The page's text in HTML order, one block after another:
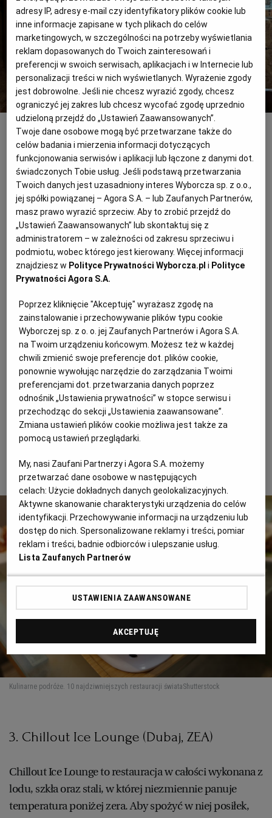
RZESZÓW
SOSNOWIEC
SZCZECIN
TORUŃ
TRÓJMIASTO
WAŁBRZYCH
WARSZAWA
ZAKOPANE
ZIELONA GÓRA
Kulinarne podróże. 10 najdziwniejszych restauracji świataFot. Veronika Gendel
Nie możemy zdradzić, co tak naprawdę dzieje się w
The Palacio do Grilo, ale możemy obiecać jedno -
najmniej zadziwiający z tego wszystkiego będzie drink
zaserwowany w środku męskiego, eleganckiego buta.
2. Modern Toilet (Tajpej, Tajwan)
Restauracja Modern Toilet powstała na wzór… toalety.
Zamiast eleganckich krzeseł usiądziemy w niej na
prawdziwych muszlach klozetowych. Z sufitu zwisają
lampy w kształcie fekaliów oraz przepychacze do rur.
Na ścianach udekorowanych płytkami łazienkowymi
zamontowano słuchawki prysznicowe. We wnętrzu
stołów mieszczą się natomiast umywalki. Obrzydliwe?
Poczekajcie, aż dostaniecie swoje zamówienie. Dania w
kształcie ludzkich odchodów podawane są w
naczyniach przypominających miniaturowe ubikacje i
wanny, a napoje - w miniaturowych pisuarach.
Smacznego!
Kulinarne podróże. 10 najdziwniejszych restauracji świataShutterstock
3. Chillout Ice Lounge (Dubaj, ZEA)
Chillout Ice Lounge to restauracja w całości wykonana z
lodu, szkła oraz stali, w której niezmiennie panuje
temperatura poniżej zera. Aby spożyć w niej posiłek,
adresy IP, adresy e-mail czy identyfikatory plików cookie lub
inne informacje zapisane w tych plikach do celów
marketingowych, w szczególności na potrzeby wyświetlania
reklam dopasowanych do Twoich zainteresowań i
preferencji w swoich serwisach, aplikacjach i w Internecie lub
personalizacji treści w nich wyświetlanych. Wyrażenie zgody
jest dobrowolne. Jeśli nie chcesz wyrazić zgody, chcesz
ograniczyć jej zakres lub chcesz wycofać zgodę uprzednio
udzieloną przejdź do „Ustawień Zaawansowanych”.
Twoje dane osobowe mogą być przetwarzane także do
celów badania i mierzenia informacji dotyczących
funkcjonowania serwisów i aplikacji lub łączone z danymi dot.
świadczonych Tobie usług. Jeśli podstawą przetwarzania
Twoich danych jest uzasadniony interes Wyborcza sp. z o.o.,
jej spółki powiązanej – Agora S.A. – lub Zaufanych Partnerów,
masz prawo wyrazić sprzeciw. Aby to zrobić przejdź do
„Ustawień Zaawansowanych” lub skontaktuj się z
administratorem – w zależności od zakresu sprzeciwu i
podmiotu, wobec którego jest kierowany. Więcej informacji
znajdziesz w Polityce Prywatności Wyborcza.pl i Polityce
Prywatności Agora S.A.
Poprzez kliknięcie "Akceptuję" wyrażasz zgodę na
zainstalowanie i przechowywanie plików typu cookie
Wyborczej sp. z o. o. jej Zaufanych Partnerów i Agora S.A.
na Twoim urządzeniu końcowym. Możesz też w każdej
chwili zmienić swoje preferencje dot. plików cookie,
ponownie wywołując narzędzie do zarządzania Twoimi
preferencjami dot. przetwarzania danych poprzez
odnośnik „Ustawienia prywatności” w stopce serwisu i
przechodząc do sekcji „Ustawienia zaawansowane”.
Zmiana ustawień plików cookie możliwa jest także za
pomocą ustawień przeglądarki.
My, nasi Zaufani Partnerzy i Agora S.A. możemy
przetwarzać dane osobowe w następujących
celach:Użycie dokładnych danych geolokalizacyjnych.
Aktywne skanowanie charakterystyki urządzenia do celów
identyfikacji. Przechowywanie informacji na urządzeniu lub
dostęp do nich. Spersonalizowane reklamy i treści, pomiar
reklam i treści, badnie odbiorców i ulepszanie usług.
Lista Zaufanych Partnerów
USTAWIENIA ZAAWANSOWANE
AKCEPTUJĘ